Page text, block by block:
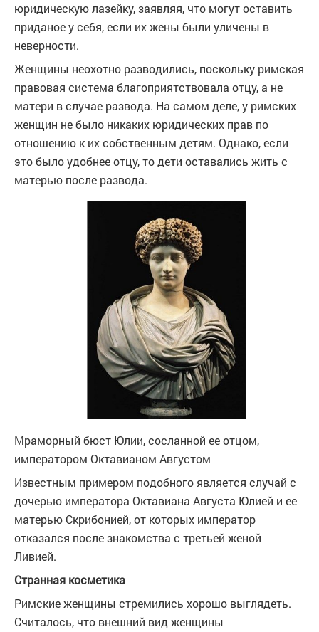
юридическую лазейку, заявляя, что могут оставить
приданое у себя, если их жены были уличены в
неверности.
Женщины неохотно разводились, поскольку римская
правовая система благоприятствовала отцу, а не
матери в случае развода. На самом деле, у римских
женщин не было никаких юридических прав по
отношению к их собственным детям. Однако, если
это было удобнее отцу, то дети оставались жить с
матерью после развода.
Мраморный бюст Юлии, сосланной ее отцом,
императором Октавианом Августом
Известным примером подобного является случай с
дочерью императора Октавиана Августа Юлией и ее
матерью Скрибонией, от которых император
отказался после знакомства с третьей женой
Ливией.
Странная косметика
Римские женщины стремились хорошо выглядеть.
Считалось, что внешний вид женщины